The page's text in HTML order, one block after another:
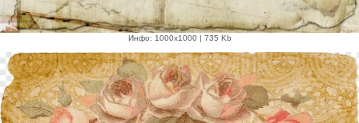
Инфо: 1000х1000 | 735 Kb